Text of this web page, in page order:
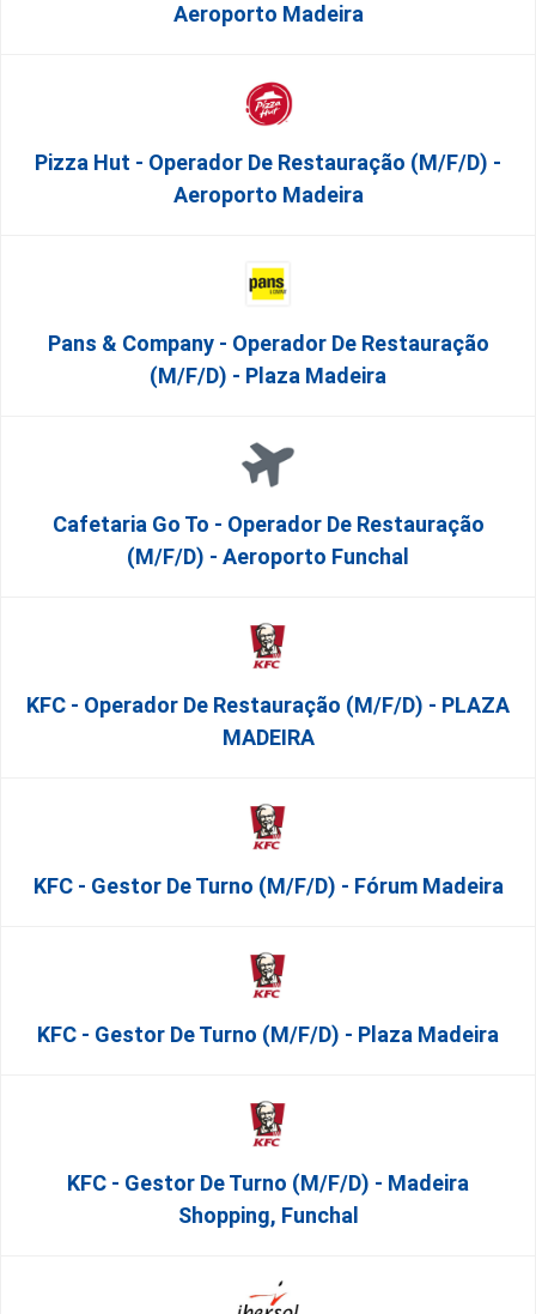
Aeroporto Madeira
Pizza Hut - Operador De Restauração (m/f/d) -
Aeroporto Madeira
Pans & Company - Operador De Restauração
(m/f/d) - Plaza Madeira
Cafetaria Go To - Operador De Restauração
(m/f/d) - Aeroporto Funchal
KFC - Operador De Restauração (m/f/d) - PLAZA
MADEIRA
KFC - Gestor De Turno (m/f/d) - Fórum Madeira
KFC - Gestor De Turno (m/f/d) - Plaza Madeira
KFC - Gestor De Turno (m/f/d) - Madeira
Shopping, Funchal